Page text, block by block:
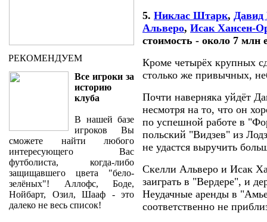
РЕКОМЕНДУЕМ
Все игроки за
историю
клуба
В нашей базе
игроков Вы
сможете найти любого
интересующего Вас
футболиста, когда-либо
защищавшего цвета "бело-
зелёных"! Аллофс, Боде,
Нойбарт, Озил, Шааф - это
далеко не весь список!
5. Никлас Штарк, Давид
Альверо, Исак Хансен-
стоимость - около 7 млн
Кроме четырёх крупных
столько же привычных,
Почти наверняка уйдёт
несмотря на то, что он
по успешной работе в
польский "Видзев" из
не удастся выручить
Скелли Альверо и Исак
заиграть в "Вердере", и
Неудачные аренды в
соответственно не